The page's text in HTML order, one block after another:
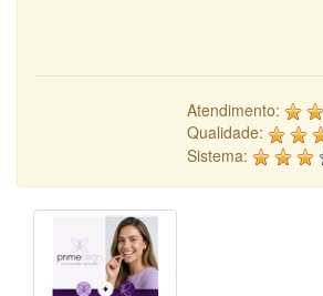
Atendimento:
Qualidade:
Sistema: